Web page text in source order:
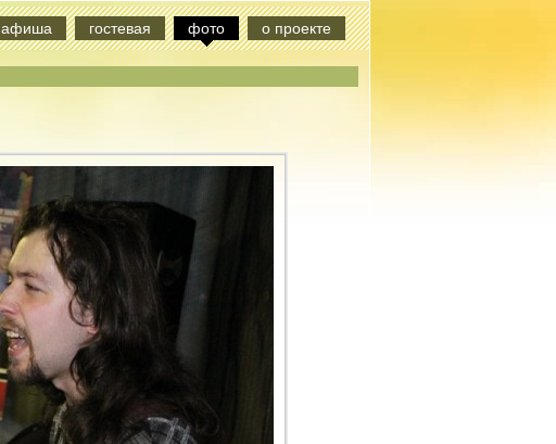
афиша гостевая фото о проекте